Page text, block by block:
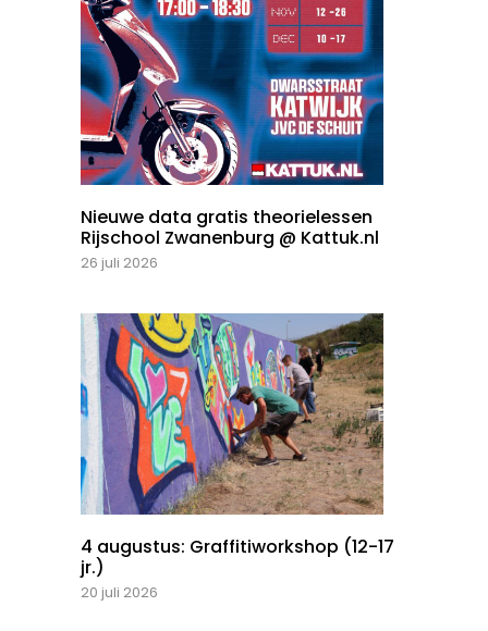
Nieuwe data gratis theorielessen
Rijschool Zwanenburg @ Kattuk.nl
26 juli 2026
4 augustus: Graffitiworkshop (12-17
jr.)
20 juli 2026